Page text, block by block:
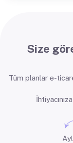
Size
Tüm planlar e-